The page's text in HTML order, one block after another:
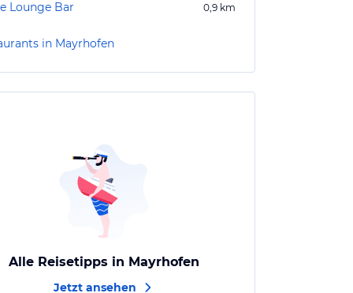
Lounge Bar 0,9 km
in Mayrhofen
Alle Reisetipps in Mayrhofen
Jetzt ansehen